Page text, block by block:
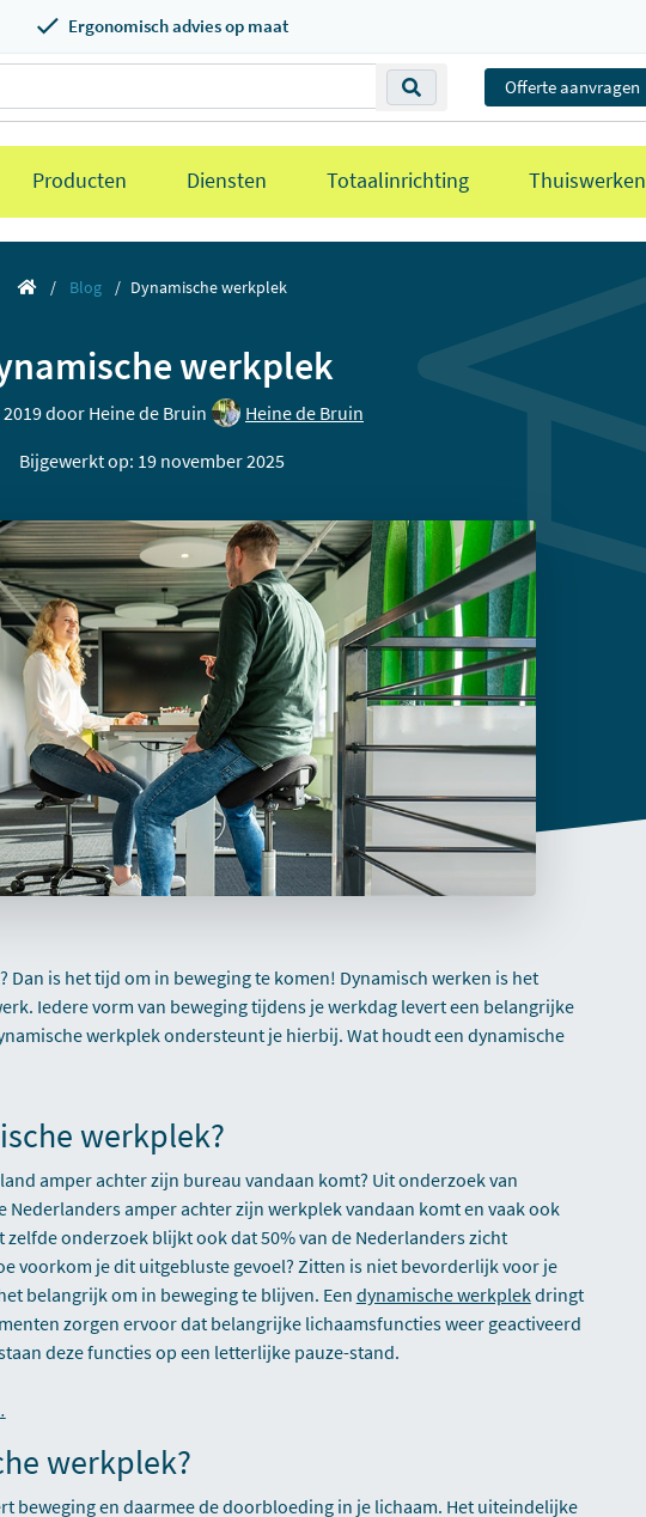
Ergonomisch advies op maat
Offerte aanvragen
Producten Diensten Totaalinrichting Thuiswerken
Blog Dynamische werkplek
werkplek
door Heine de Bruin
Heine de Bruin
Bijgewerkt op: 19 november 2025
Dan is het tijd om in beweging te komen! Dynamisch werken is het
Iedere vorm van beweging tijdens je werkdag levert een belangrijke
werkplek ondersteunt je hierbij. Wat houdt een dynamische
werkplek?
amper achter zijn bureau vandaan komt? Uit onderzoek van
Nederlanders amper achter zijn werkplek vandaan komt en vaak ook
onderzoek blijkt ook dat 50% van de Nederlanders zicht
voorkom je dit uitgebluste gevoel? Zitten is niet bevorderlijk voor je
belangrijk om in beweging te blijven. Een dynamische werkplekdringt
zorgen ervoor dat belangrijke lichaamsfuncties weer geactiveerd
deze functies op een letterlijke pauze-stand.
werkplek?
beweging en daarmee de doorbloeding in je lichaam. Het uiteindelijke